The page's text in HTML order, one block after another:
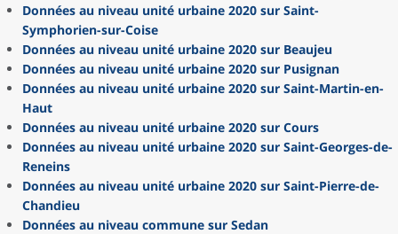
Données au niveau unité urbaine 2020 sur Saint-
Symphorien-sur-Coise
Données au niveau unité urbaine 2020 sur Beaujeu
Données au niveau unité urbaine 2020 sur Pusignan
Données au niveau unité urbaine 2020 sur Saint-Martin-en-
Haut
Données au niveau unité urbaine 2020 sur Cours
Données au niveau unité urbaine 2020 sur Saint-Georges-de-
Reneins
Données au niveau unité urbaine 2020 sur Saint-Pierre-de-
Chandieu
Données au niveau commune sur Sedan